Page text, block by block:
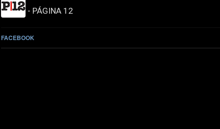
- PÁGINA 12
FACEBOOK